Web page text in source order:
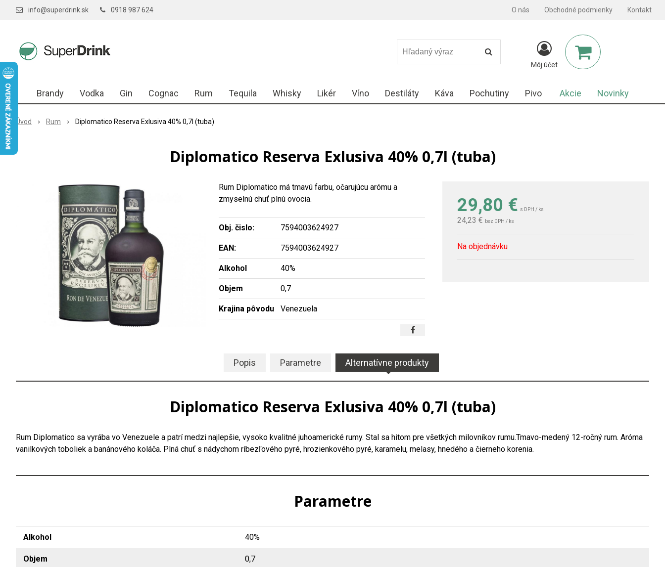
info@superdrink.sk 0918 987 624 O nás Obchodné podmienky Kontakt
Môj účet
Brandy Vodka Gin Cognac Rum Tequila Whisky Likér Víno Destiláty Káva Pochutiny Pivo Akcie Novinky
Úvod Rum Diplomatico Reserva Exlusiva 40% 0,7l (tuba)
Diplomatico Reserva Exlusiva 40% 0,7l (tuba)
29,80 € s DPH / ks
24,23 € bez DPH / ks
Na objednávku
Rum Diplomatico má tmavú farbu, očarujúcu arómu a
zmyselnú chuť plnú ovocia.
Obj. čislo: 7594003624927
EAN: 7594003624927
Alkohol 40%
Objem 0,7
Krajina pôvodu Venezuela
Popis Parametre Alternatívne produkty
Diplomatico Reserva Exlusiva 40% 0,7l (tuba)
Rum Diplomatico sa vyrába vo Venezuele a patrí medzi najlepšie, vysoko kvalitné juhoamerické rumy. Stal sa hitom pre všetkých milovníkov rumu.Tmavo-medený 12-ročný rum. Aróma
vanilkových toboliek a banánového koláča. Plná chuť s nádychom ríbezľového pyré, hrozienkového pyré, karamelu, melasy, hnedého a čierneho korenia.
Parametre
Alkohol 40%
Objem 0,7